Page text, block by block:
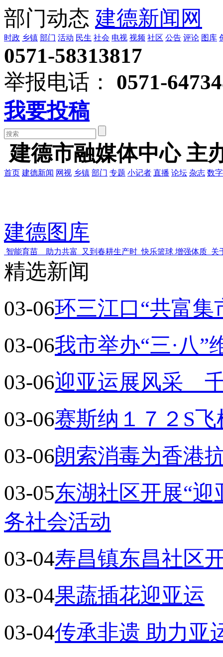
部门动态 建德新闻网
时政 乡镇 部门 活动 民生 社会 电视 视频 社区 公告 评论 图库
0571-58313817
举报电话：
0571-
我要投稿
建德市融媒体中心 主
首页 建德新闻 网视 乡镇 部门 专题 小记者 直播 论坛 杂志 数
建德图库
智能育苗 助力共富 又到春耕生产时 快乐篮球 增强体质 关
精选新闻
03-06环三江口“共富集
03-06我市举办“三·八”
03-06迎亚运展风采
03-06赛斯纳１７２S
03-06朗索消毒为香港
03-05东湖社区开展“
务社会活动
03-04寿昌镇东昌社区
03-04果蔬插花迎亚运
03-04传承非遗 助力亚